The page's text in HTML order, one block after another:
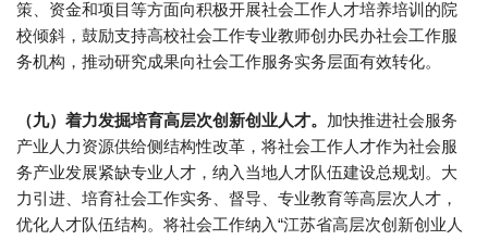
策、资金和项目等方面向积极开展社会工作人才培养培训的院
校倾斜，鼓励支持高校社会工作专业教师创办民办社会工作服
务机构，推动研究成果向社会工作服务实务层面有效转化。
（九）着力发掘培育高层次创新创业人才。 加快推进社会服务
产业人力资源供给侧结构性改革，将社会工作人才作为社会服
务产业发展紧缺专业人才，纳入当地人才队伍建设总规划。大
力引进、培育社会工作实务、督导、专业教育等高层次人才，
优化人才队伍结构。将社会工作纳入“江苏省高层次创新创业人